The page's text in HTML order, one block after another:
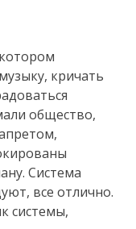
кричать
общество,
Система
все отлично.
системы,